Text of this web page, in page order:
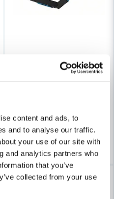
content and ads, to
and to analyse our traffic.
your use of our site with
and analytics partners who
that you’ve
collected from your use
(Naken)
BOSCH PROFESSIONAL
Bosch GLI 18V-1900
Leveranstid ifrån leverantör ca
3-7 arbetsdagar
Köp
-32%